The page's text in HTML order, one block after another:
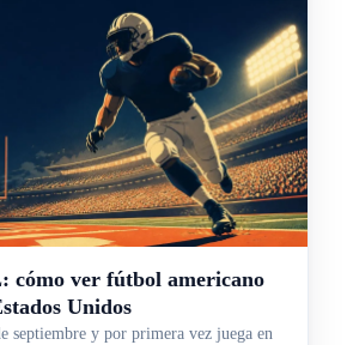
cómo ver fútbol americano
Unidos
septiembre y por primera vez juega en